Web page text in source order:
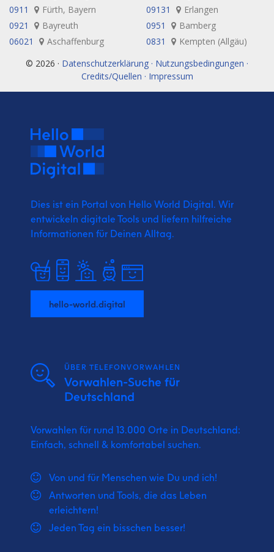
0911
Fürth, Bayern 09131
Erlangen
0921
Bayreuth 0951
Bamberg
06021
Aschaffenburg 0831
Kempten (Allgäu)
© 2026 · Datenschutzerklärung · Nutzungsbedingungen ·
Credits/Quellen · Impressum
Dies ist ein Portal von Hello World Digital. Wir
entwickeln digitale Tools und liefern hilfreiche
Informationen für Deinen Alltag.
hello-world.digital
ÜBER TELEFONVORWAHLEN
Vorwahlen-Suche für
Deutschland
Vorwahlen für rund 13.000 Orte in Deutschland:
Einfach, schnell & komfortabel suchen.
Von und für Menschen wie Du und ich!
Antworten und Tools, die das Leben
erleichtern!
Jeden Tag ein bisschen besser!